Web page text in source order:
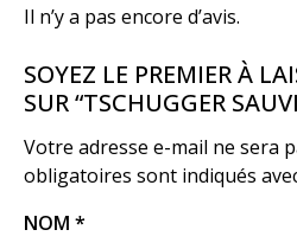
Il n’y a pas encore d’avis.
SOYEZ LE PREMIER À
SUR “TSCHUGGER
Votre adresse e-mail ne sera
obligatoires sont indiqués
NOM *